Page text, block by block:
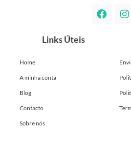
Links Úteis
Home
A minha conta
Blog
Contacto
Sobre nós